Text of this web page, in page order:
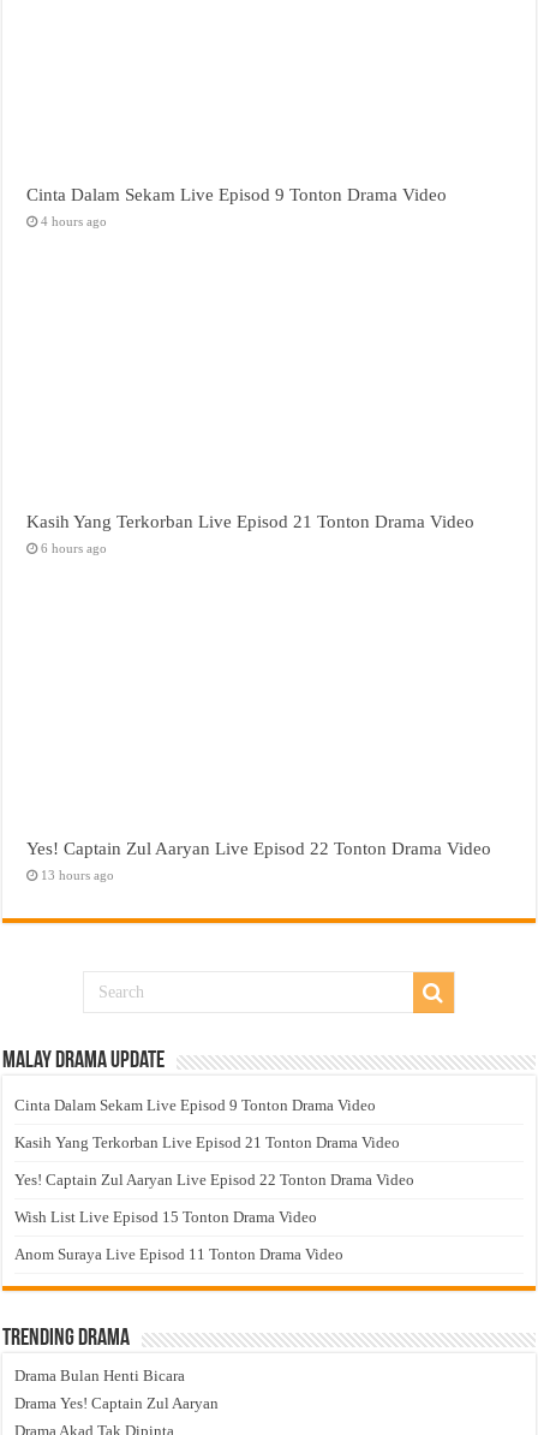
Cinta Dalam Sekam Live Episod 9 Tonton Drama Video
4 hours ago
Kasih Yang Terkorban Live Episod 21 Tonton Drama Video
6 hours ago
Yes! Captain Zul Aaryan Live Episod 22 Tonton Drama Video
13 hours ago
Malay Drama Update
Cinta Dalam Sekam Live Episod 9 Tonton Drama Video
Kasih Yang Terkorban Live Episod 21 Tonton Drama Video
Yes! Captain Zul Aaryan Live Episod 22 Tonton Drama Video
Wish List Live Episod 15 Tonton Drama Video
Anom Suraya Live Episod 11 Tonton Drama Video
Trending Drama
Drama Bulan Henti Bicara
Drama Yes! Captain Zul Aaryan
Drama Akad Tak Dipinta